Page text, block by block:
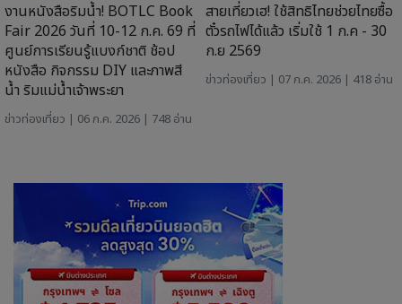
งานหนังสือริมน้ำ! BOTLC Book
Fair 2026 วันที่ 10-12 ก.ค. 69 ที่
ศูนย์การเรียนรู้แบงก์ชาติ ช้อป
หนังสือ กิจกรรม DIY และภาพสี
น้ำ ริมแม่น้ำเจ้าพระยา
ข่าวท่องเที่ยว | 06 ก.ค. 2026 | 748 อ่าน
สายเที่ยวเฮ! ใช้สิทธิไทยช่วยไทยซื้อ
ตั๋วรถไฟได้แล้ว เริ่มใช้ 1 ก.ค - 30
ก.ย 2569
ข่าวท่องเที่ยว | 07 ก.ค. 2026 | 418 อ่าน